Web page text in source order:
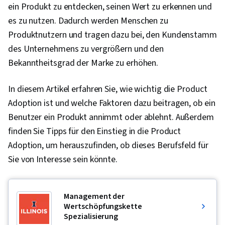
ein Produkt zu entdecken, seinen Wert zu erkennen und
es zu nutzen. Dadurch werden Menschen zu
Produktnutzern und tragen dazu bei, den Kundenstamm
des Unternehmens zu vergrößern und den
Bekanntheitsgrad der Marke zu erhöhen.
In diesem Artikel erfahren Sie, wie wichtig die Product
Adoption ist und welche Faktoren dazu beitragen, ob ein
Benutzer ein Produkt annimmt oder ablehnt. Außerdem
finden Sie Tipps für den Einstieg in die Product
Adoption, um herauszufinden, ob dieses Berufsfeld für
Sie von Interesse sein könnte.
Management der
Wertschöpfungskette
Spezialisierung